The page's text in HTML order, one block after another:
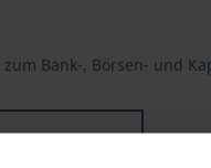
zum Bank-, Börsen- und